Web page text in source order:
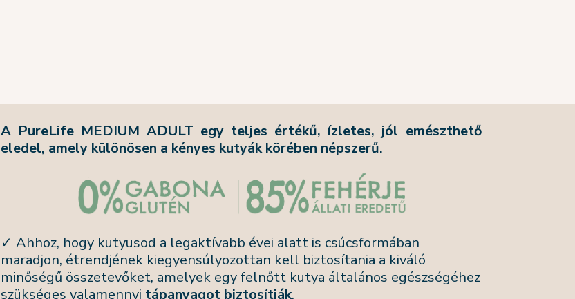
A PureLife MEDIUM ADULT egy teljes értékű, ízletes, jól emészthető
eledel, amely különösen a kényes kutyák körében népszerű.
✓ Ahhoz, hogy kutyusod a legaktívabb évei alatt is csúcsformában
maradjon, étrendjének kiegyensúlyozottan kell biztosítania a kiváló
minőségű összetevőket, amelyek egy felnőtt kutya általános egészségéhez
szükséges valamennyi tápanyagot biztosítják.